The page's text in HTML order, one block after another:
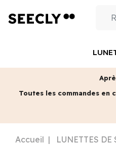
Toutes les commandes en
Accueil LUNETTES